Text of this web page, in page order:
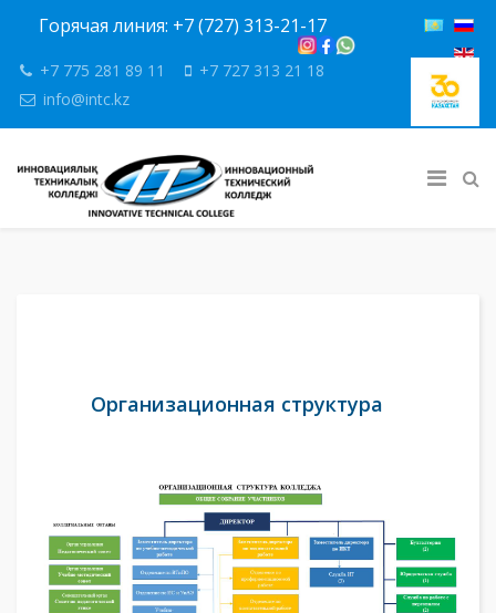
Горячая линия: +7 (727) 313-21-17
+7 775 281 89 11
+7 727 313 21 18
info@intc.kz
Организационная структура